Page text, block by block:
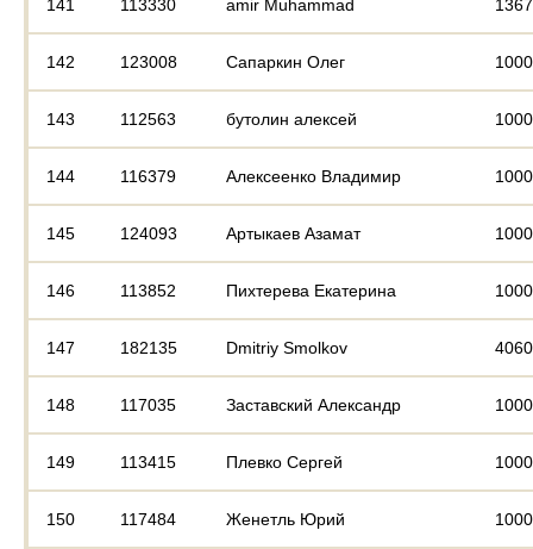
141 113330 amir Muhammad
142 123008 Сапаркин Олег
143 112563 бутолин алексей
144 116379 Алексеенко Владимир
145 124093 Артыкаев Азамат
146 113852 Пихтерева Екатерина
147 182135 Dmitriy Smolkov
148 117035 Заставский Александр
149 113415 Плевко Сергей
150 117484 Женетль Юрий